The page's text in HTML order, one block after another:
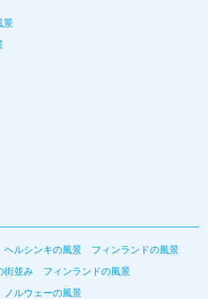
景
ルシンキの風景 フィンランドの風景
街並み フィンランドの風景
ルウェーの風景